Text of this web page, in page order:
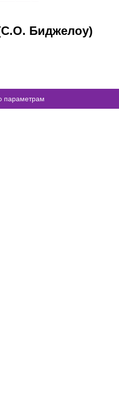
Биджелоу)
параметрам